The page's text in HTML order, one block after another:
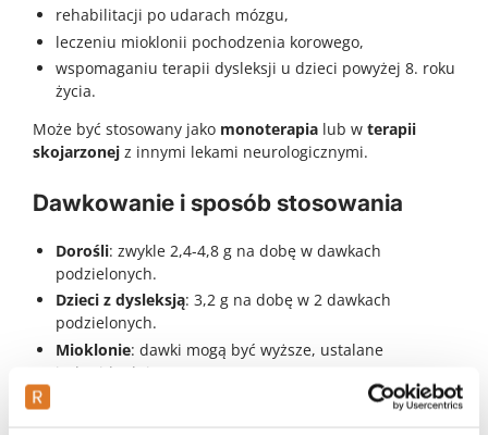
rehabilitacji po udarach mózgu,
leczeniu mioklonii pochodzenia korowego,
wspomaganiu terapii dysleksji u dzieci powyżej 8. roku
życia.
Może być stosowany jako monoterapia lub w terapii
skojarzonej z innymi lekami neurologicznymi.
Dawkowanie i sposób stosowania
Dorośli: zwykle 2,4-4,8 g na dobę w dawkach
podzielonych.
Dzieci z dysleksją: 3,2 g na dobę w 2 dawkach
podzielonych.
Mioklonie: dawki mogą być wyższe, ustalane
indywidualnie.
Tabletki należy przyjmować doustnie, popijając wodą.